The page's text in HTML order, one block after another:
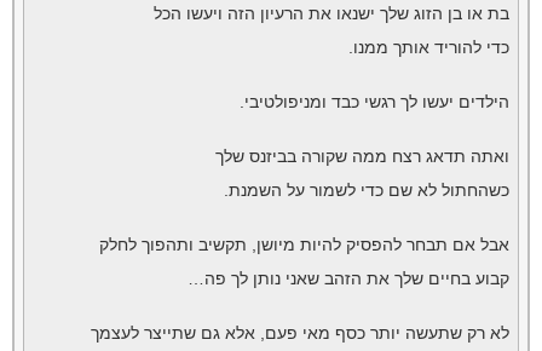
בת או בן הזוג שלך ישנאו את הרעיון הזה ויעשו הכל
כדי להוריד אותך ממנו.
הילדים יעשו לך רגשי כבד ומניפולטיבי.
ואתה תדאג רצח ממה שקורה בביזנס שלך
כשהחתול לא שם כדי לשמור על השמנת.
אבל אם תבחר להפסיק להיות מיושן, תקשיב ותהפוך לחלק
קבוע בחיים שלך את הזהב שאני נותן לך פה…
לא רק שתעשה יותר כסף מאי פעם, אלא גם שתייצר לעצמך